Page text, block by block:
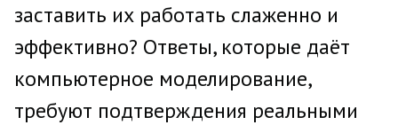
заставить их работать слаженно и
эффективно? Ответы, которые даёт
компьютерное моделирование,
требуют подтверждения реальными